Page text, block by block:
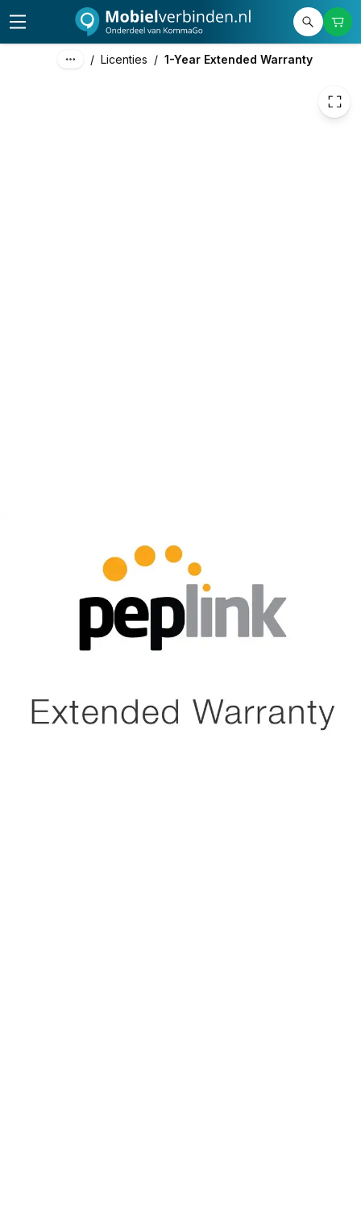
/ Licenties / 1-Year Extended Warranty
89,00 excl. btw
107,69 incl. btw